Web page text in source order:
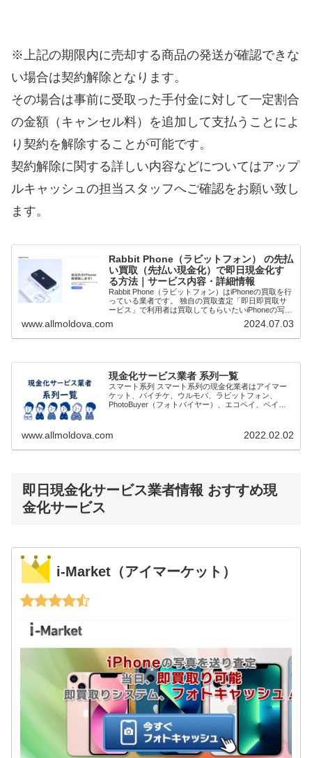
※上記の期限内に売却する商品の発送が確認できな
い場合は契約解除となります。
その場合は事前に受取った手付金に対して一定割合
の金額（キャンセル料）を追加して支払うことによ
り契約を解除することが可能です。
契約解除に関する詳しい内容などについてはアップ
ルキャッシュの担当スタッフへご確認をお願い致し
ます。
Rabbit Phone（ラビットフォン） の先払
い買取（先払い現金化）で即日現金化す
る方法｜サービス内容・詳細情報
Rabbit Phone（ラビットフォン）はiPhoneの買取を行
っている業者です。 独自の買取査定「即日即買取サ
ービス」で利用者は買取してもらいたいiPhoneの写真
を送ります。査定と買取価格が確定次第先払いで現金
買取してもらうことで即日...
www.allmoldova.com 2024.07.03
現金化サービス業者 系列一覧
スマート系列 スマート系列の現金化業者はアイマー
ケット、バイチケ、ウルモバ、ラビットフォン、
PhotoBuyer（フォトバイヤー）、エコペイ、ペイリ
www.allmoldova.com 2022.02.02
即日現金化サービス業者情報 おすすめ現
金化サービス
i-Market（アイマーケット）